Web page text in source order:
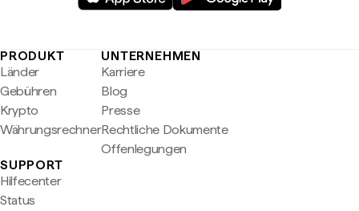
PRODUKT
Länder
Gebühren
Krypto
Währungsrechner
UNTERNEHMEN
Karriere
Blog
Presse
Rechtliche Dokumente
Offenlegungen
SUPPORT
Hilfecenter
Status